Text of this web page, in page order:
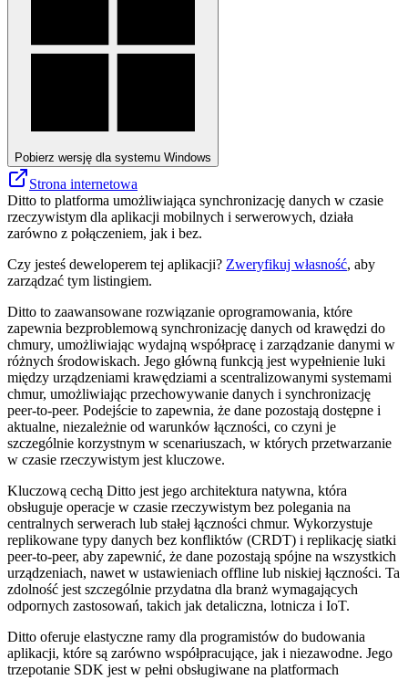
Pobierz wersję dla systemu Windows
Strona internetowa
Ditto to platforma umożliwiająca synchronizację danych w czasie
rzeczywistym dla aplikacji mobilnych i serwerowych, działa
zarówno z połączeniem, jak i bez.
Czy jesteś deweloperem tej aplikacji? Zweryfikuj własność, aby
zarządzać tym listingiem.
Ditto to zaawansowane rozwiązanie oprogramowania, które
zapewnia bezproblemową synchronizację danych od krawędzi do
chmury, umożliwiając wydajną współpracę i zarządzanie danymi w
różnych środowiskach. Jego główną funkcją jest wypełnienie luki
między urządzeniami krawędziami a scentralizowanymi systemami
chmur, umożliwiając przechowywanie danych i synchronizację
peer-to-peer. Podejście to zapewnia, że ​​dane pozostają dostępne i
aktualne, niezależnie od warunków łączności, co czyni je
szczególnie korzystnym w scenariuszach, w których przetwarzanie
w czasie rzeczywistym jest kluczowe.
Kluczową cechą Ditto jest jego architektura natywna, która
obsługuje operacje w czasie rzeczywistym bez polegania na
centralnych serwerach lub stałej łączności chmur. Wykorzystuje
replikowane typy danych bez konfliktów (CRDT) i replikację siatki
peer-to-peer, aby zapewnić, że dane pozostają spójne na wszystkich
urządzeniach, nawet w ustawieniach offline lub niskiej łączności. Ta
zdolność jest szczególnie przydatna dla branż wymagających
odpornych zastosowań, takich jak detaliczna, lotnicza i IoT.
Ditto oferuje elastyczne ramy dla programistów do budowania
aplikacji, które są zarówno współpracujące, jak i niezawodne. Jego
trzepotanie SDK jest w pełni obsługiwane na platformach